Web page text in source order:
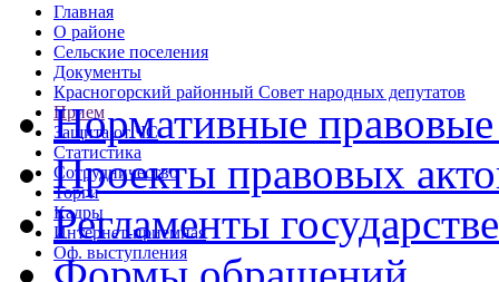
Главная
О районе
Сельские поселения
Документы
Красногорский районный Совет народных депутатов
Прием
Защита от ЧС
Статистика
Сотрудничество
Торги
Кадры
Интернет-приемная
Оф. выступления
Нормативные
Проекты правовых
Регламенты